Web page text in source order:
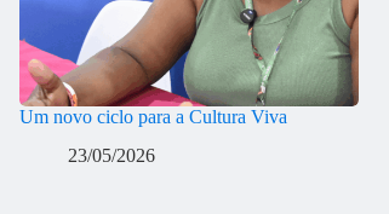
Um novo ciclo para a Cultura Viva
23/05/2026